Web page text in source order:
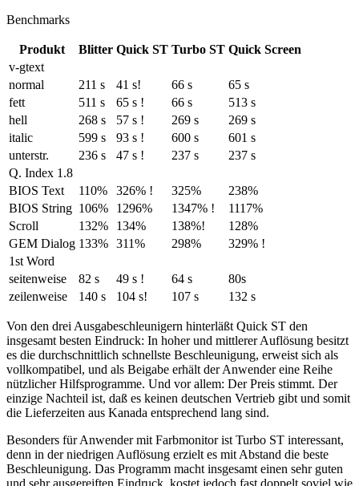
Benchmarks
Produkt Blitter Quick ST Turbo ST Quick Screen
v-gtext
normal
211 s 41 s! 66 s
65 s
fett
511 s 65 s ! 66 s
513 s
hell
268 s 57 s ! 269 s
269 s
italic
599 s 93 s ! 600 s
601 s
unterstr.
236 s 47 s ! 237 s
237 s
Q. Index 1.8
BIOS Text
110% 326% ! 325%
238%
BIOS String 106% 1296% 1347% !
1117%
Scroll
132% 134% 138%!
128%
GEM Dialog 133% 311% 298%
329% !
1st Word
seitenweise
82 s 49 s ! 64 s
80s
zeilenweise
140 s 104 s! 107 s 132 s
Von den drei Ausgabeschleunigern hinterläßt Quick ST den
insgesamt besten Eindruck: In hoher und mittlerer Auflösung besitzt
es die durchschnittlich schnellste Beschleunigung, erweist sich als
vollkompatibel, und als Beigabe erhält der Anwender eine Reihe
nützlicher Hilfsprogramme. Und vor allem: Der Preis stimmt. Der
einzige Nachteil ist, daß es keinen deutschen Vertrieb gibt und somit
die Lieferzeiten aus Kanada entsprechend lang sind.
Besonders für Anwender mit Farbmonitor ist Turbo ST interessant,
denn in der niedrigen Auflösung erzielt es mit Abstand die beste
Beschleunigung. Das Programm macht insgesamt einen sehr guten
und sehr ausgereiften Eindruck, kostet jedoch fast doppelt soviel wie